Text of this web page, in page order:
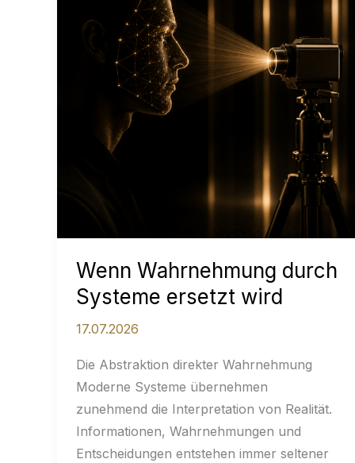
Wenn Wahrnehmung durch
Systeme ersetzt wird
17.07.2026
Die Abstraktion direkter Wahrnehmung
Moderne Systeme übernehmen
zunehmend die Interpretation von Realität.
Informationen, Wahrnehmungen und
Entscheidungen entstehen immer seltener